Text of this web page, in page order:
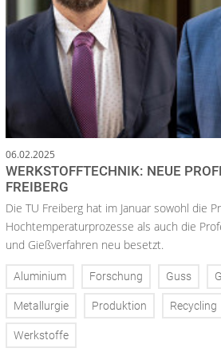
06.02.2025
WERKSTOFFTECHNIK: NEUE
FREIBERG
Die TU Freiberg hat im Januar sowohl die
Hochtemperaturprozesse als auch die
und Gießverfahren neu besetzt.
Aluminium Forschung Guss
Metallurgie Produktion Recycling
Werkstoffe